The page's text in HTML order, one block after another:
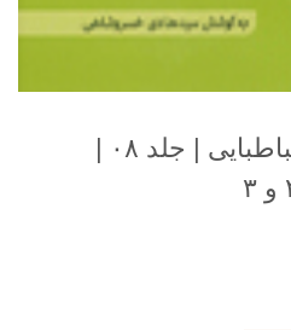
مجموعه آثار علامه طباطبایی | جلد ۰۸ |